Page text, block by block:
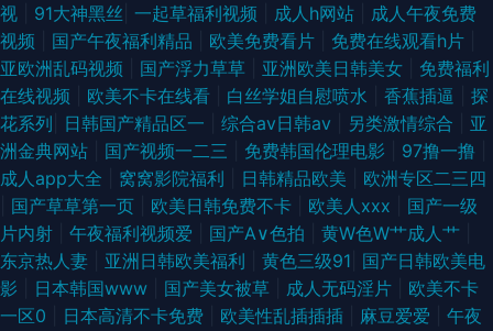
视
91大神黑丝 一起草福利视频 成人h网站
成人午夜免费
视频
国产午夜福利精品 欧美免费看片 免费在线观看h片
亚欧洲乱码视频
国产浮力草草 亚洲欧美日韩美女
免费福利
在线视频
欧美不卡在线看 白丝学姐自慰喷水 香蕉插逼
探
花系列
日韩国产精品区一 综合av日韩av 另类激情综合
亚
洲金典网站
国产视频一二三 免费韩国伦理电影 97撸一撸
成人app大全
窝窝影院福利 日韩精品欧美
欧洲专区二三四
国产草草第一页 欧美日韩免费不卡 欧美人xxx
国产一级
片内射
午夜福利视频爱 国产A∨色拍 黄W色W艹成人艹
东京热人妻
亚洲日韩欧美福利 黄色三级91 国产日韩欧美电
影
日本韩国www 国产美女被草 成人无码淫片
欧美不卡
一区0
日本高清不卡免费 欧美性乱插插插 麻豆爱爱 午夜